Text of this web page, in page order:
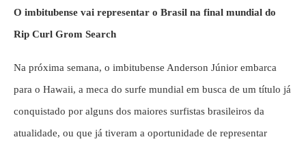
O imbitubense vai representar o Brasil na final mundial do
Rip Curl Grom Search
Na próxima semana, o imbitubense Anderson Júnior embarca
para o Hawaii, a meca do surfe mundial em busca de um título já
conquistado por alguns dos maiores surfistas brasileiros da
atualidade, ou que já tiveram a oportunidade de representar